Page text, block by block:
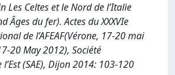
Les Celtes et le Nord de l’Italie
Âges du fer). Actes du XXXVIe
de l’AFEAF(Vérone, 17-20 mai
20 May 2012), Société
(SAE), Dijon 2014: 103-120